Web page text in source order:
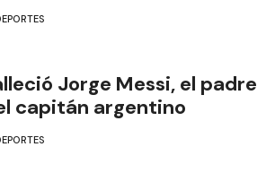
Jorge Messi, el padre
capitán argentino